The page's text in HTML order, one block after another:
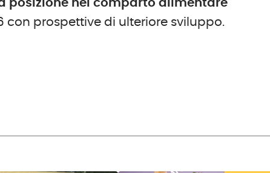
posizione nel comparto alimentare
con prospettive di ulteriore sviluppo.